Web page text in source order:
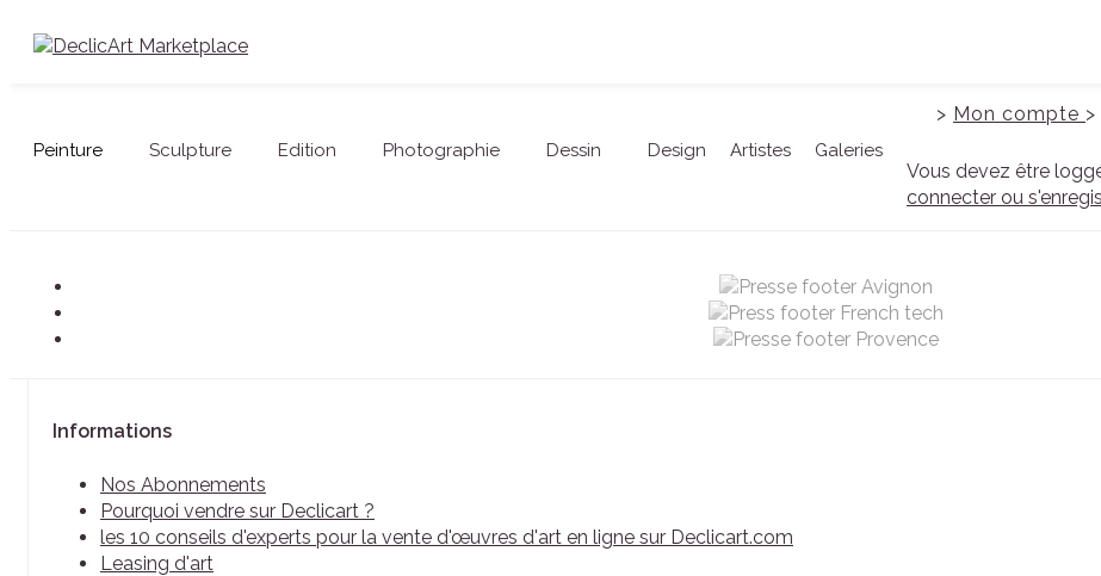
Peinture Sculpture Edition Photographie Dessin Design Artistes Galeries
> Mon compte >
Vous devez être
connecter ou
Informations
Nos Abonnements
Pourquoi vendre sur Declicart ?
les 10 conseils d'experts pour la vente d'œuvres d'art en ligne sur Declicart.com
Leasing d'art